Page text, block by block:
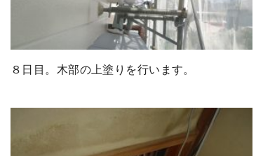
８日目。木部の上塗りを行います。